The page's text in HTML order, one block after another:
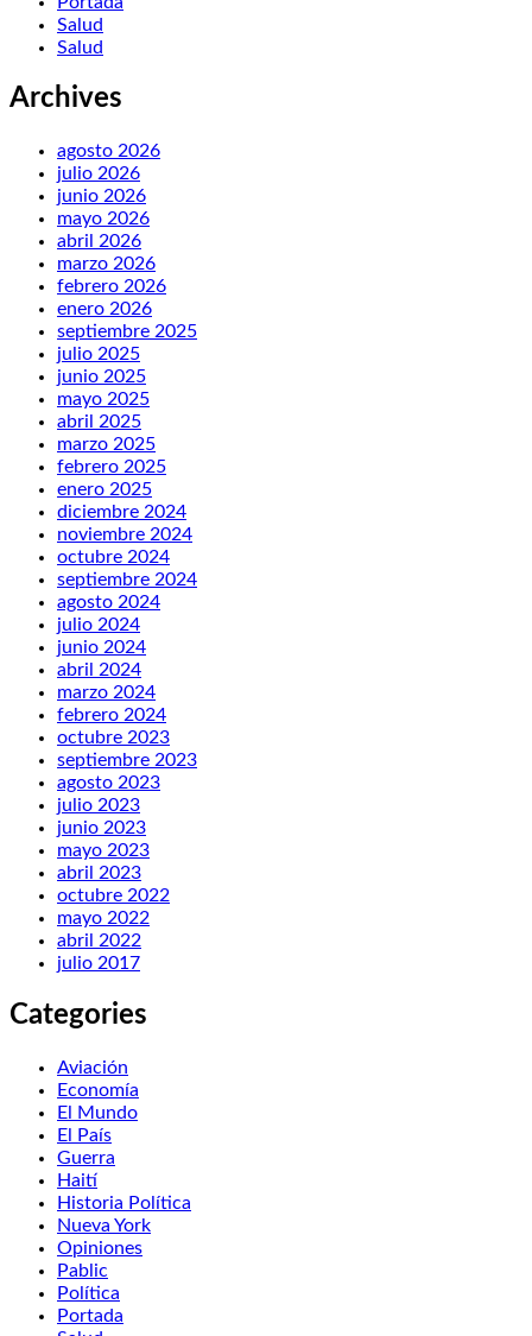
Salud
Salud
Archives
agosto 2026
julio 2026
junio 2026
mayo 2026
abril 2026
marzo 2026
febrero 2026
enero 2026
septiembre 2025
julio 2025
junio 2025
mayo 2025
abril 2025
marzo 2025
febrero 2025
enero 2025
diciembre 2024
noviembre 2024
octubre 2024
septiembre 2024
agosto 2024
julio 2024
junio 2024
abril 2024
marzo 2024
febrero 2024
octubre 2023
septiembre 2023
agosto 2023
julio 2023
junio 2023
mayo 2023
abril 2023
octubre 2022
mayo 2022
abril 2022
julio 2017
Categories
Aviación
Economía
El Mundo
El País
Guerra
Haití
Historia Política
Nueva York
Opiniones
Pablic
Política
Portada